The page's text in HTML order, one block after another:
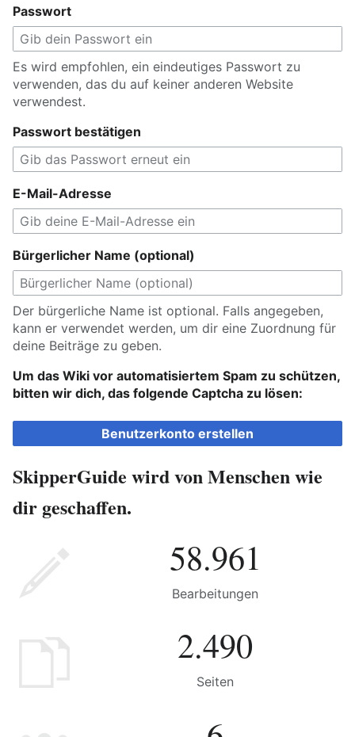
Passwort
Es wird empfohlen, ein eindeutiges Passwort zu
verwenden, das du auf keiner anderen Website
verwendest.
Passwort bestätigen
E-Mail-Adresse
Bürgerlicher Name (optional)
Der bürgerliche Name ist optional. Falls angegeben,
kann er verwendet werden, um dir eine Zuordnung für
deine Beiträge zu geben.
Um das Wiki vor automatisiertem Spam zu schützen,
bitten wir dich, das folgende Captcha zu lösen:
Benutzerkonto erstellen
SkipperGuide wird von Menschen wie
dir geschaffen.
58.961
Bearbeitungen
2.490
Seiten